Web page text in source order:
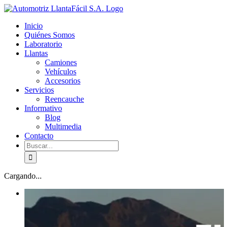
Skip
content
facebook
youtube
Inicio
Quiénes Somos
Laboratorio
Llantas
Camiones
Vehículos
Accesorios
Servicios
Reencauche
Informativo
Blog
Multimedia
Contacto
Buscar:
Cargando...